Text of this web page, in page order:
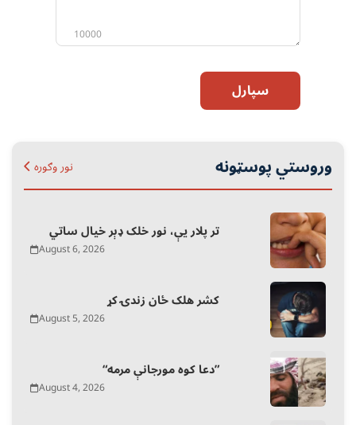
10000
سپارل
وروستي پوسټونه نور وګوره
تر پلار یې، نور خلک ډېر خیال ساتي
August 6, 2026
کشر هلک ځان زندۍ کړ
August 5, 2026
“دعا کوه مورجانې مرمه”
August 4, 2026